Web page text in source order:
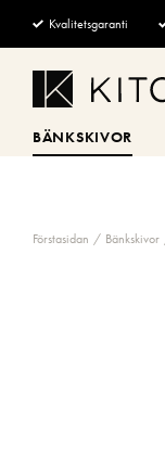
Kvalitetsgaranti
BÄNKSKIVOR
Förstasidan Bänkskivor